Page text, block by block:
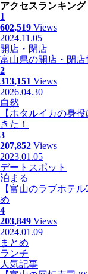
アクセスランキング
1
602,519 Views
2024.11.05
開店・閉店
富山県の開店・閉店
2
313,151 Views
2026.04.30
自然
【ホタルイカの身
きた！
3
207,852 Views
2023.01.05
デートスポット
泊まる
【富山のラブホテ
め
4
203,849 Views
2024.01.09
まとめ
ランチ
人気記事